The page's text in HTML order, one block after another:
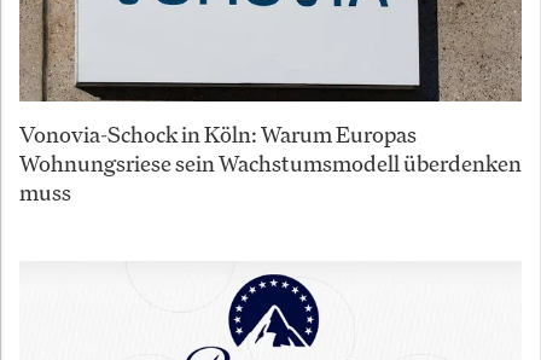
Vonovia-Schock in Köln: Warum Europas
Wohnungsriese sein Wachstumsmodell überdenken
muss